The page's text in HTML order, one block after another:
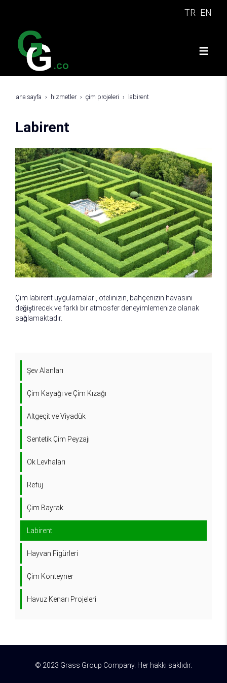
TR EN
ana sayfa hizmetler çim projeleri labirent
Labirent
Çim labirent uygulamaları, otelinizin, bahçenizin havasını
değiştirecek ve farklı bir atmosfer deneyimlemenize olanak
sağlamaktadır.
Şev Alanları
Çim Kayağı ve Çim Kızağı
Altgeçit ve Viyadük
Sentetik Çim Peyzajı
Ok Levhaları
Refuj
Çim Bayrak
Labirent
Hayvan Figürleri
Çim Konteyner
Havuz Kenarı Projeleri
© 2023 Grass Group Company. Her hakkı saklıdır.